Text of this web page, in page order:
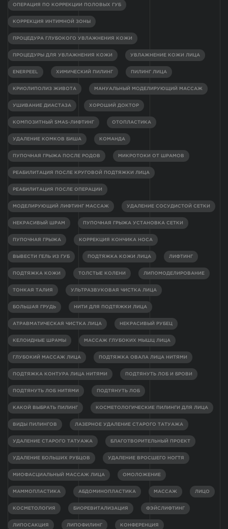
ОПЕРАЦИЯ ПО КОРРЕКЦИИ ПОЛОВЫХ ГУБ
КОРРЕКЦИЯ ИНТИМНОЙ ЗОНЫ
ПРОЦЕДУРА ГЛУБОКОГО УВЛАЖНЕНИЯ КОЖИ
ПРОЦЕДУРЫ ДЛЯ УВЛАЖНЕНИЯ КОЖИ УВЛАЖНЕНИЕ КОЖИ ЛИЦА
ENERPEEL ХИМИЧЕСКИЙ ПИЛИНГ ПИЛИНГ ЛИЦА
КРИОЛИПОЛИЗ ЖИВОТА МАНУАЛЬНЫЙ МОДЕЛИРУЮЩИЙ МАССАЖ
УШИВАНИЕ ДИАСТАЗА ХОРОШИЙ ДОКТОР
КОМПОЗИТНЫЙ SMAS-ЛИФТИНГ ОТОПЛАСТИКА
УДАЛЕНИЕ КОМКОВ БИША КОМАНДА
ПУПОЧНАЯ ГРЫЖА ПОСЛЕ РОДОВ МИКРОТОКИ ОТ ШРАМОВ
РЕАБИЛИТАЦИЯ ПОСЛЕ КРУГОВОЙ ПОДТЯЖКИ ЛИЦА
РЕАБИЛИТАЦИЯ ПОСЛЕ ОПЕРАЦИИ
МОДЕЛИРУЮЩИЙ ЛИФТИНГ МАССАЖ УДАЛЕНИЕ СОСУДИСТОЙ СЕТКИ
НЕКРАСИВЫЙ ШРАМ ПУПОЧНАЯ ГРЫЖА УСТАНОВКА СЕТКИ
ПУПОЧНАЯ ГРЫЖА КОРРЕКЦИЯ КОНЧИКА НОСА
ВЫВЕСТИ ГЕЛЬ ИЗ ГУБ ПОДТЯЖКА КОЖИ ЛИЦА ЛИФТИНГ
ПОДТЯЖКА КОЖИ ТОЛСТЫЕ КОЛЕНИ ЛИПОМОДЕЛИРОВАНИЕ
ТОНКАЯ ТАЛИЯ УЛЬТРАЗВУКОВАЯ ЧИСТКА ЛИЦА
БОЛЬШАЯ ГРУДЬ НИТИ ДЛЯ ПОДТЯЖКИ ЛИЦА
АТРАВМАТИЧЕСКАЯ ЧИСТКА ЛИЦА НЕКРАСИВЫЙ РУБЕЦ
КЕЛОИДНЫЕ ШРАМЫ МАССАЖ ГЛУБОКИХ МЫШЦ ЛИЦА
ГЛУБОКИЙ МАССАЖ ЛИЦА ПОДТЯЖКА ОВАЛА ЛИЦА НИТЯМИ
ПОДТЯЖКА КОНТУРА ЛИЦА НИТЯМИ ПОДТЯНУТЬ ЛОБ И БРОВИ
ПОДТЯНУТЬ ЛОБ НИТЯМИ ПОДТЯНУТЬ ЛОБ
КАКОЙ ВЫБРАТЬ ПИЛИНГ КОСМЕТОЛОГИЧЕСКИЕ ПИЛИНГИ ДЛЯ ЛИЦА
ВИДЫ ПИЛИНГОВ ЛАЗЕРНОЕ УДАЛЕНИЕ СТАРОГО ТАТУАЖА
УДАЛЕНИЕ СТАРОГО ТАТУАЖА БЛАГОТВОРИТЕЛЬНЫЙ ПРОЕКТ
УДАЛЕНИЕ БОЛЬШИХ РУБЦОВ УДАЛЕНИЕ ВРОСШЕГО НОГТЯ
МИОФАСЦИАЛЬНЫЙ МАССАЖ ЛИЦА ОМОЛОЖЕНИЕ
МАММОПЛАСТИКА АБДОМИНОПЛАСТИКА МАССАЖ ЛИЦО
КОСМЕТОЛОГИЯ БИОРЕВИТАЛИЗАЦИЯ ФЭЙСЛИФТИНГ
ЛИПОСАКЦИЯ ЛИПОФИЛИНГ КОНФЕРЕНЦИЯ